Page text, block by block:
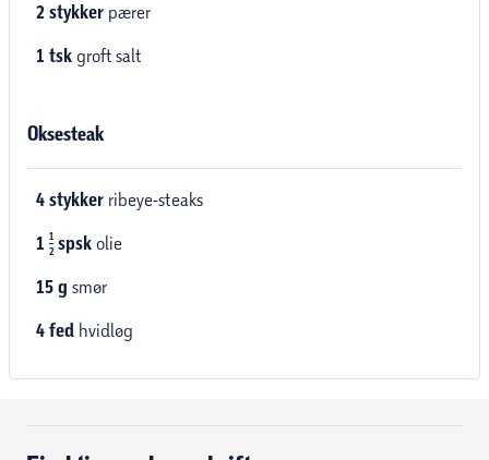
2 stykker pærer
1 tsk groft salt
Oksesteak
4 stykker ribeye-steaks
1 1
2 spsk olie
15 g smør
4 fed hvidløg